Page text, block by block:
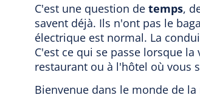
C'est une question de temps,
savent déjà. Ils n'ont pas le
électrique est normal. La
C'est ce qui se passe lorsque
restaurant ou à l'hôtel où vous
Bienvenue dans le monde de la